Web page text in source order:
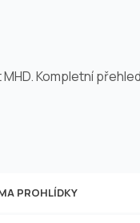
Kompletní
PROHLÍDKY